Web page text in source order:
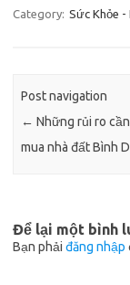
Category: Sức Khỏe -
Post navigation
← Những rủi ro
mua nhà đất Bình
Để lại một bình
Bạn phải đăng nhập